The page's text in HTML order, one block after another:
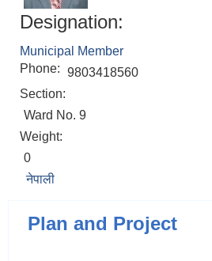
Designation:
Municipal Member
Phone: 9803418560
Section:
Ward No. 9
Weight:
0
नेपाली
Plan and Project